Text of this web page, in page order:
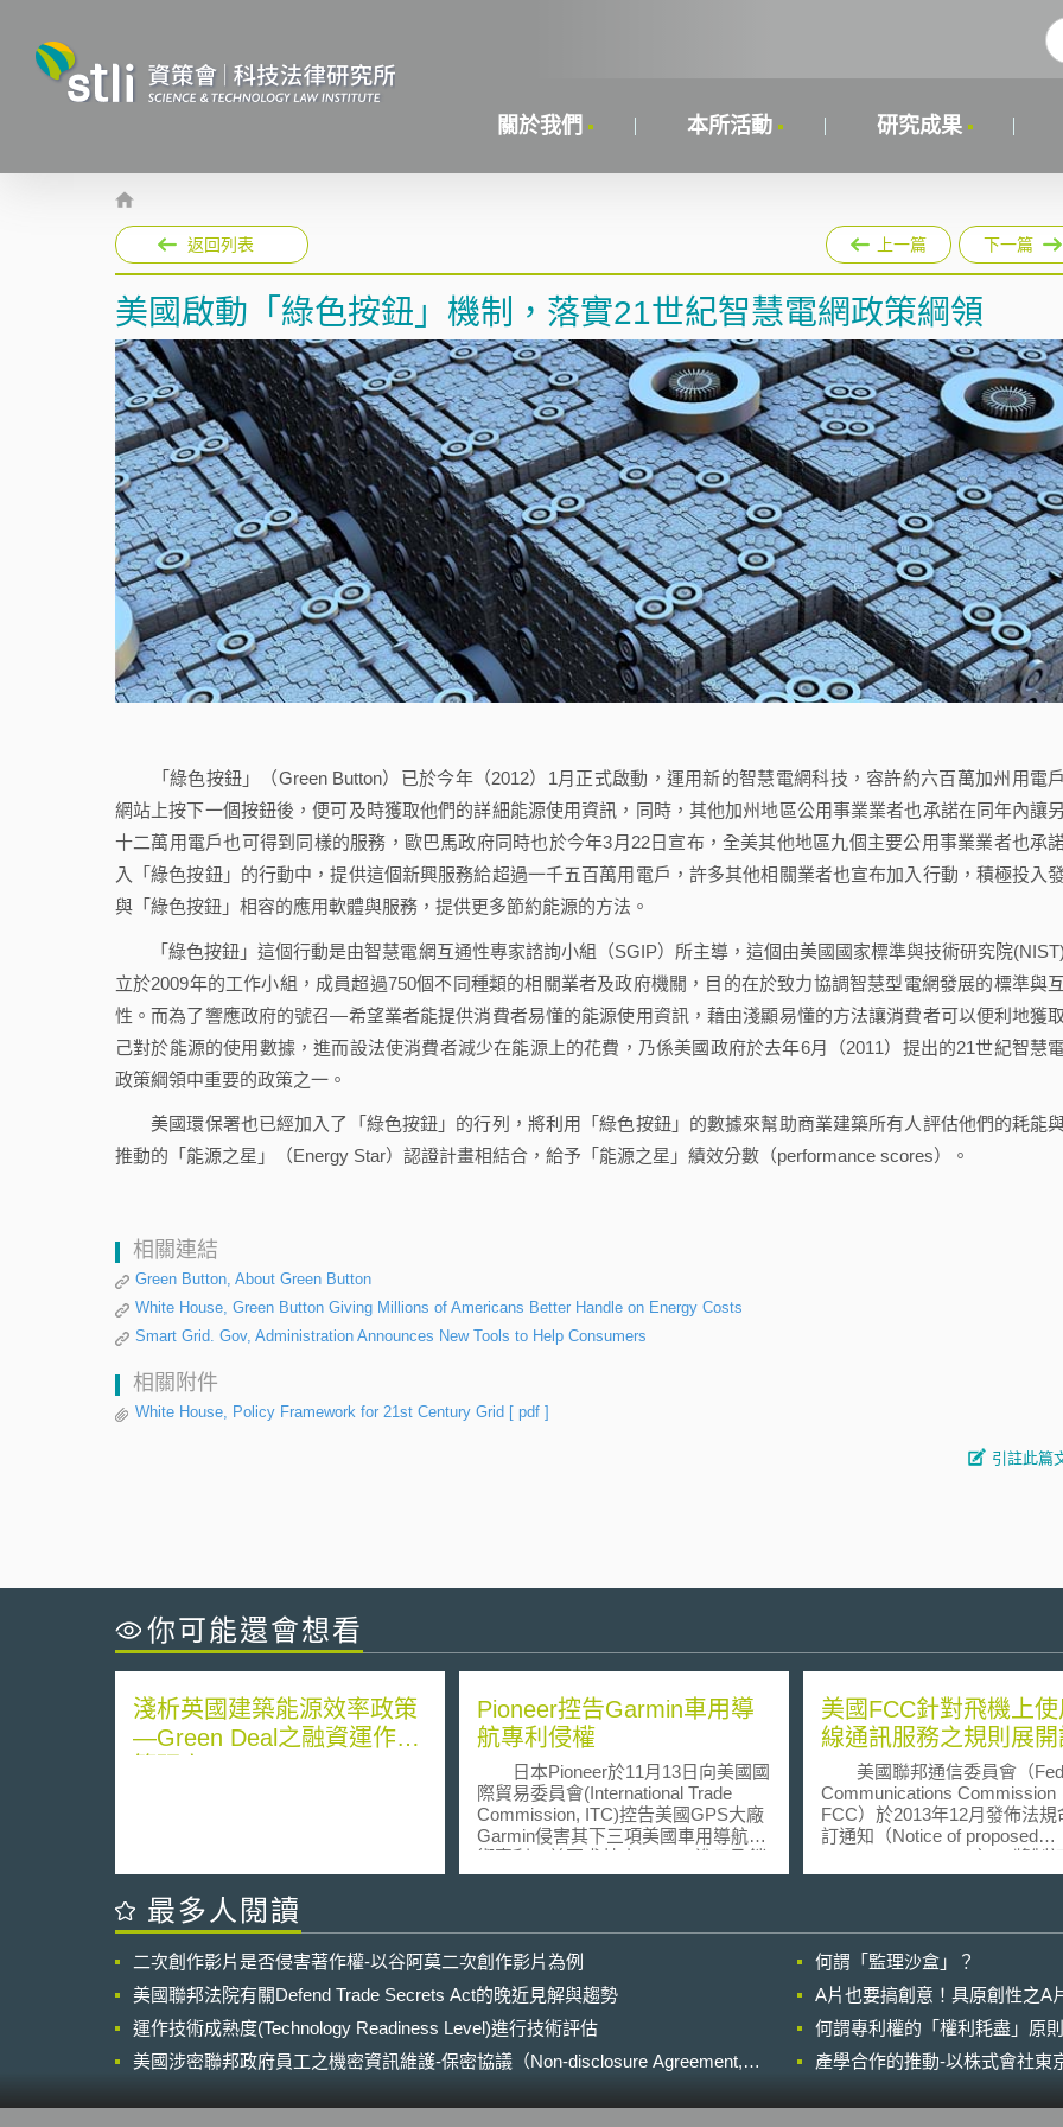
關於我們 本所活動 研究成果
返回列表 上一篇 下一篇
美國啟動「綠色按鈕」機制，落實21世紀智慧電網政策綱領
「綠色按鈕」（Green Button）已於今年（2012）1月正式啟動，運用新的智慧電網科技，容許約六百萬加州用電
網站上按下一個按鈕後，便可及時獲取他們的詳細能源使用資訊，同時，其他加州地區公用事業業者也承諾在同年內讓
十二萬用電戶也可得到同樣的服務，歐巴馬政府同時也於今年3月22日宣布，全美其他地區九個主要公用事業業者也承
入「綠色按鈕」的行動中，提供這個新興服務給超過一千五百萬用電戶，許多其他相關業者也宣布加入行動，積極投入
與「綠色按鈕」相容的應用軟體與服務，提供更多節約能源的方法。
「綠色按鈕」這個行動是由智慧電網互通性專家諮詢小組（SGIP）所主導，這個由美國國家標準與技術研究院
立於2009年的工作小組，成員超過750個不同種類的相關業者及政府機關，目的在於致力協調智慧型電網發展的標準與
性。而為了響應政府的號召—希望業者能提供消費者易懂的能源使用資訊，藉由淺顯易懂的方法讓消費者可以便利地獲
己對於能源的使用數據，進而設法使消費者減少在能源上的花費，乃係美國政府於去年6月（2011）提出的21世紀智慧
政策綱領中重要的政策之一。
美國環保署也已經加入了「綠色按鈕」的行列，將利用「綠色按鈕」的數據來幫助商業建築所有人評估他們的耗能
推動的「能源之星」（Energy Star）認證計畫相結合，給予「能源之星」績效分數（performance scores）。
相關連結
Green Button, About Green Button
White House, Green Button Giving Millions of Americans Better Handle on Energy Costs
Smart Grid. Gov, Administration Announces New Tools to Help Consumers
相關附件
White House, Policy Framework for 21st Century Grid [ pdf ]
引註此篇
你可能還會想看
淺析英國建築能源效率政策
—Green Deal之融資運作政
Pioneer控告Garmin車用導
航專利侵權
日本Pioneer於11月13日向美國國
際貿易委員會(International Trade
Commission, ITC)控告美國GPS大廠
Garmin侵害其下三項美國車用導航技
術專利，並要求禁止Garmin進口及銷
售涉及所侵犯之相關產品。 該訴
號)，其車用導航系統，包含如到達目
的地時可自動刪除導航資料，或顯示
不同位置間距離等相關功能。Pioneer
已授權給其他公司使用，但與Garmin
雙方進行討論授權時，由於Garmin針
對Pioneer之車用導航系統專利組合所
裂，才促使Pioneer提出控告，並禁止
美國FCC針對飛機上使
線通訊服務之規則展開
美國聯邦通信委員會（
Communications Commission
FCC）於2013年12月發佈法規
訂通知（Notice of proposed
rulemaking，NPRM），將制
以允許航空公司在飛機上安全
間後，將放寬航空公司於飛行
通訊服務的管制，也包括以前
的無線頻段。 該規則的基
是，航空公司必須選擇裝設經
的服務設備，以防止飛機與地
的有害干擾，在干擾得以適當
頻網路，包括網際網路、電子
最多人閱讀
二次創作影片是否侵害著作權-以谷阿莫二次創作影片為例
何謂「監理沙盒」？
美國聯邦法院有關Defend Trade Secrets Act的晚近見解與趨勢
A片也要搞創意！具原創性之A
運作技術成熟度(Technology Readiness Level)進行技術評估
何謂專利權的「權利耗盡」原
美國涉密聯邦政府員工之機密資訊維護-保密協議（Non-disclosure Agreement,
產學合作的推動-以株式會社東